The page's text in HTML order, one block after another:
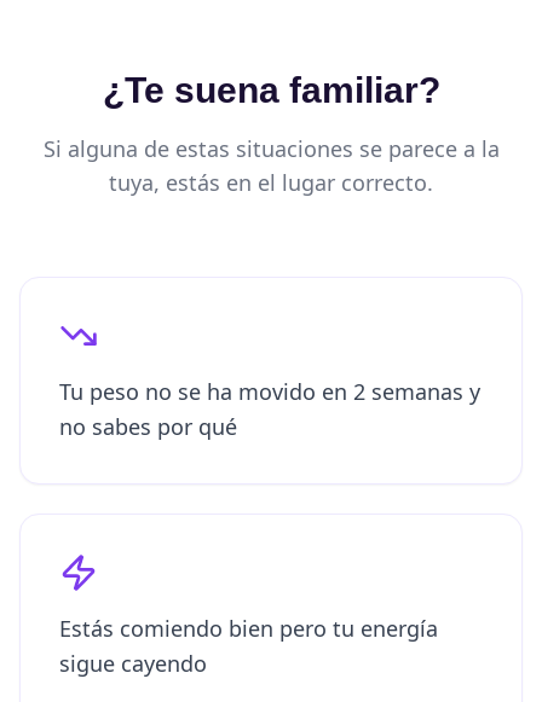
¿Te suena familiar?
Si alguna de estas situaciones se parece a la
tuya, estás en el lugar correcto.
Tu peso no se ha movido en 2 semanas y
no sabes por qué
Estás comiendo bien pero tu energía
sigue cayendo